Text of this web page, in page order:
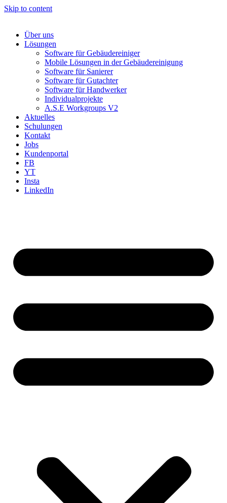
Skip to content
Über uns
Lösungen
Software für Gebäudereiniger
Mobile Lösungen in der Gebäudereinigung
Software für Sanierer
Software für Gutachter
Software für Handwerker
Individualprojekte
A.S.E Workgroups V2
Aktuelles
Schulungen
Kontakt
Jobs
Kundenportal
FB
YT
Insta
LinkedIn